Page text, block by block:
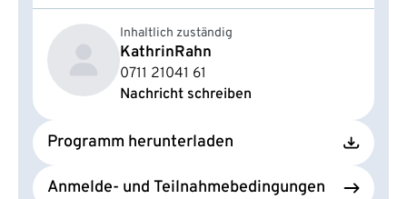
Inhaltlich zuständig
KathrinRahn
0711 21041 61
Nachricht schreiben
Programm herunterladen
Anmelde- und Teilnahmebedingungen